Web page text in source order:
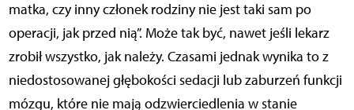
matka, czy inny członek rodziny nie jest taki sam po
operacji, jak przed nią”. Może tak być, nawet jeśli lekarz
zrobił wszystko, jak należy. Czasami jednak wynika to z
niedostosowanej głębokości sedacji lub zaburzeń funkcji
mózgu, które nie mają odzwierciedlenia w stanie